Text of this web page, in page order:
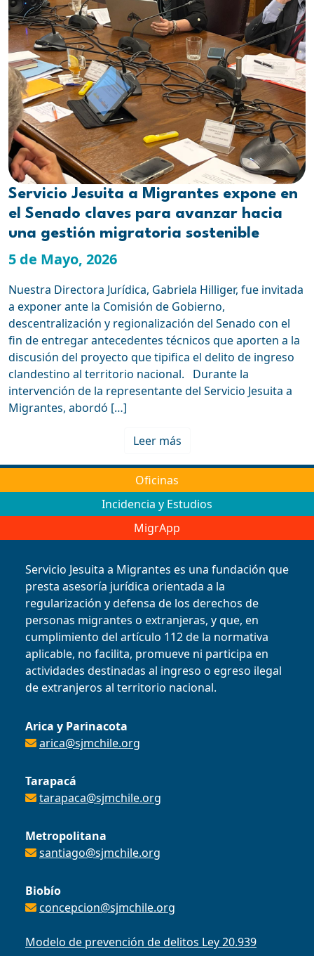
Servicio Jesuita a Migrantes expone en
el Senado claves para avanzar hacia
una gestión migratoria sostenible
5 de Mayo, 2026
Nuestra Directora Jurídica, Gabriela Hilliger, fue invitada
a exponer ante la Comisión de Gobierno,
descentralización y regionalización del Senado con el
fin de entregar antecedentes técnicos que aporten a la
discusión del proyecto que tipifica el delito de ingreso
clandestino al territorio nacional. Durante la
intervención de la representante del Servicio Jesuita a
Migrantes, abordó […]
Leer más
Oficinas
Incidencia y Estudios
MigrApp
Servicio Jesuita a Migrantes es una fundación que
presta asesoría jurídica orientada a la
regularización y defensa de los derechos de
personas migrantes o extranjeras, y que, en
cumplimiento del artículo 112 de la normativa
aplicable, no facilita, promueve ni participa en
actividades destinadas al ingreso o egreso ilegal
de extranjeros al territorio nacional.
Arica y Parinacota
arica@sjmchile.org
Tarapacá
tarapaca@sjmchile.org
Metropolitana
santiago@sjmchile.org
Biobío
concepcion@sjmchile.org
Modelo de prevención de delitos Ley 20.939